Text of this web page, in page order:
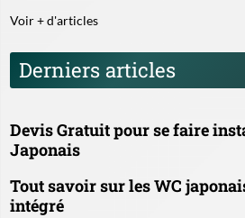
Voir + d'articles
Derniers articles
Devis Gratuit pour se faire
Japonais
Tout savoir sur les WC
intégré